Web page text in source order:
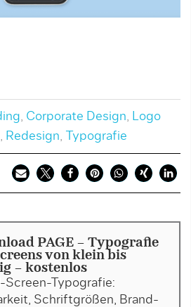
, Corporate Design, Logo
, Redesign, Typografie
PAGE - Typografie
von klein bis
- kostenlos
Screen-Typografie:
Schriftgrößen, Brand-